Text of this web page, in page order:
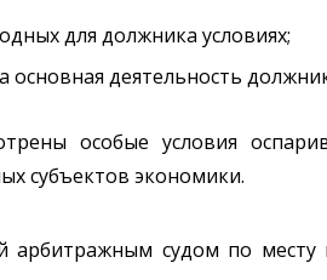
для должника условиях;
деятельность
особые условия
субъектов экономики.
судом по месту